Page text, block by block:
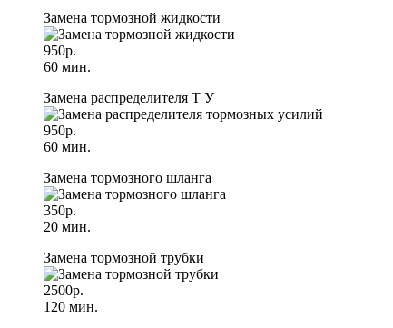
Замена тормозной жидкости
950р.
60 мин.
Замена распределителя Т У
950р.
60 мин.
Замена тормозного шланга
350р.
20 мин.
Замена тормозной трубки
2500р.
120 мин.